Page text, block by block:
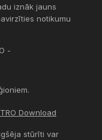
iznāk jauns
notikumu
-
Download
stūrīti var